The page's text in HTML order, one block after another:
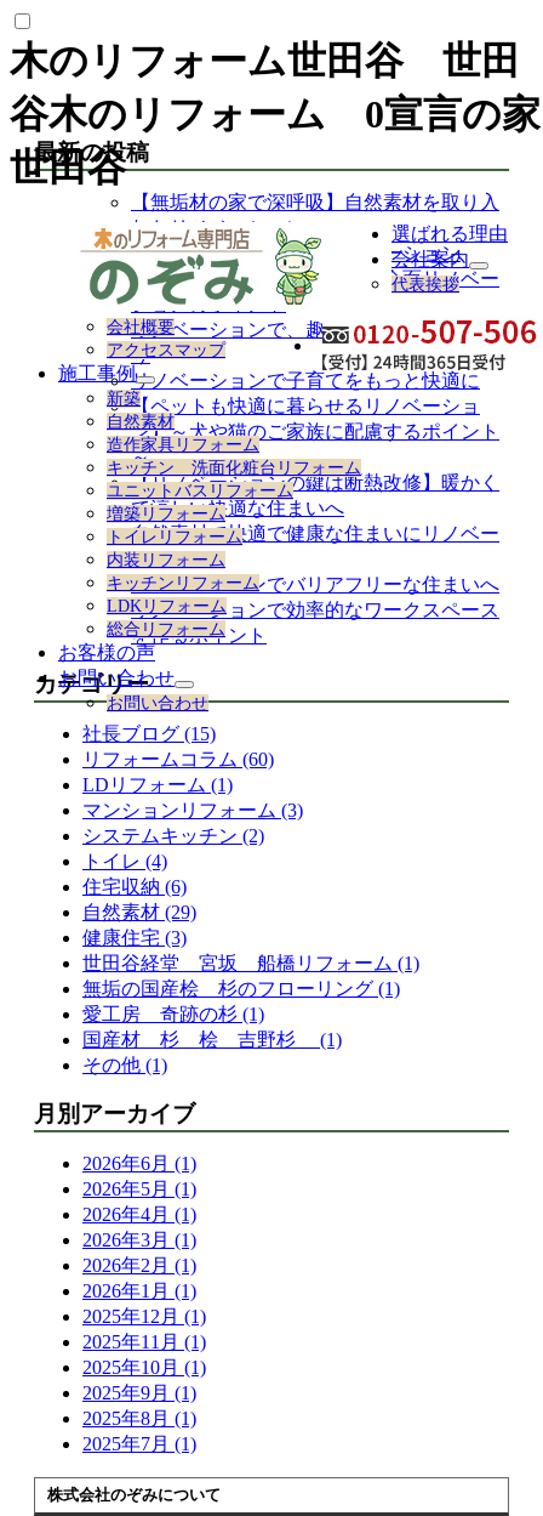
木のリフォーム世田谷 世田
谷木のリフォーム 0宣言の家
世田谷
選ばれる理由
会社案内
サ
メ
ニ
ュ
ー
展
代表挨拶
会社概要
アクセスマップ
施工事例
サ
ブ
メ
ニ
ュ
ー
を
展
開
新築
自然素材
造作家具リフォーム
キッチン 洗面化粧台リフォーム
ユニットバスリフォーム
増築リフォーム
トイレリフォーム
内装リフォーム
キッチンリフォーム
LDKリフォーム
総合リフォーム
お客様の声
お問い合わせ
サ
ブ
メ
ニ
ュ
ー
を
展
お問い合わせ
最新の投稿
【無垢材の家で深呼吸】自然素材を取り入
れたリノベーション
後悔しない中古住宅のリノベーション
【暮らしの質を底上げする】全面リノベー
ションのポイント
リノベーションで、趣味を楽しむ空間づく
り
リノベーションで子育てをもっと快適に
【ペットも快適に暮らせるリノベーショ
ン】～犬や猫のご家族に配慮するポイント
～
【リノベーションの鍵は断熱改修】暖かく
て涼しい快適な住まいへ
自然素材で快適で健康な住まいにリノベー
ション
リノベーションでバリアフリーな住まいへ
リノベーションで効率的なワークスペース
を作るポイント
カテゴリー
社長ブログ (15)
リフォームコラム (60)
LDリフォーム (1)
マンションリフォーム (3)
システムキッチン (2)
トイレ (4)
住宅収納 (6)
自然素材 (29)
健康住宅 (3)
世田谷経堂 宮坂 船橋リフォーム (1)
無垢の国産桧 杉のフローリング (1)
愛工房 奇跡の杉 (1)
国産材 杉 桧 吉野杉 (1)
その他 (1)
月別アーカイブ
2026年6月 (1)
2026年5月 (1)
2026年4月 (1)
2026年3月 (1)
2026年2月 (1)
2026年1月 (1)
2025年12月 (1)
2025年11月 (1)
2025年10月 (1)
2025年9月 (1)
2025年8月 (1)
2025年7月 (1)
株式会社のぞみについて